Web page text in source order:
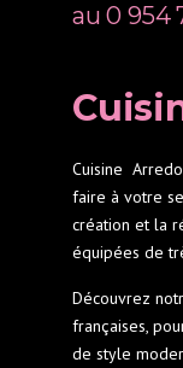
au 0 954
Cuisine
faire à votre
création et la
équipées de
Découvrez
françaises,
de style